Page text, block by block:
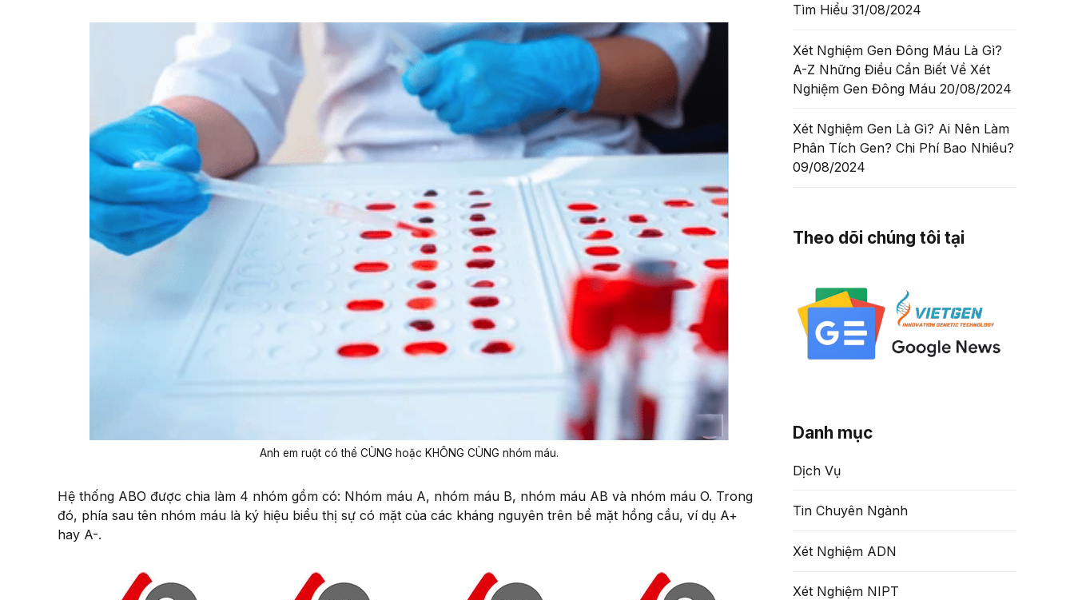
Anh em ruột có thể CÙNG hoặc KHÔNG CÙNG nhóm máu.
Hệ thống ABO được chia làm 4 nhóm gồm có: Nhóm máu A, nhóm máu B, nhóm máu AB và nhóm máu O. Trong
đó, phía sau tên nhóm máu là ký hiệu biểu thị sự có mặt của các kháng nguyên trên bề mặt hồng cầu, ví dụ A+
hay A-.
Tìm Hiểu 31/08/2024
Xét Nghiệm Gen Đông Máu Là Gì?
A-Z Những Điều Cần Biết Về Xét
Nghiệm Gen Đông Máu 20/08/2024
Xét Nghiệm Gen Là Gì? Ai Nên Làm
Phân Tích Gen? Chi Phí Bao Nhiêu?
09/08/2024
Theo dõi chúng tôi tại
Danh mục
Dịch Vụ
Tin Chuyên Ngành
Xét Nghiệm ADN
Xét Nghiệm NIPT